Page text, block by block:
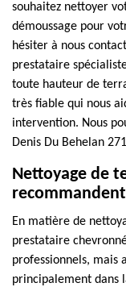
souhaitez nettoyer
démoussage pour
hésiter à nous
prestataire
toute hauteur de
très fiable qui nous
intervention. Nous
Denis Du Behelan
Nettoyage de
recommandent
En matière de
prestataire
professionnels, mais
principalement dans